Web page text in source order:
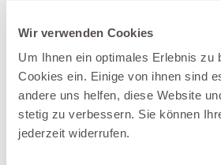
Wir verwenden Cookies
Um Ihnen ein optimales Erlebnis zu
Cookies ein. Einige von ihnen sind
andere uns helfen, diese Website
stetig zu verbessern. Sie können
jederzeit widerrufen.
Wohnsysteme